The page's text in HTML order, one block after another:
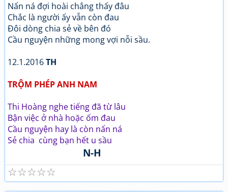
Nấn ná đợi hoài chẳng thấy đâu
Chắc là người ấy vẫn còn đau
Đôi dòng chia sẻ về bên đó
Cầu nguyện những mong vợi nỗi sầu.
12.1.2016TH
TRỘM PHÉP ANH NAM
Thi Hoàng nghe tiếng đã từ lâu
Bận việc ở nhà hoặc ốm đau
Cầu nguyện hay là còn nấn ná
Sẻ chia cùng bạn hết u sầu
N-H
☆
☆
☆
☆
☆